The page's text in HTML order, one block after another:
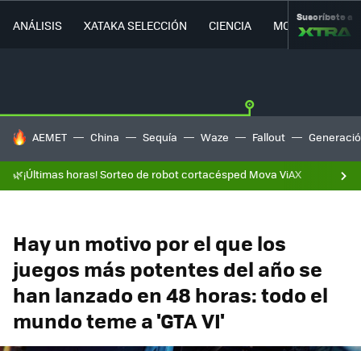
ANÁLISIS XATAKA SELECCIÓN CIENCIA MOVILIDAD
Suscríbete a
HOY SE HABLA DE
AEMET China Sequía Waze Fallout
🌿¡Últimas horas! Sorteo de robot cortacésped Mova ViAX
Hay un motivo por el que los
juegos más potentes del año se
han lanzado en 48 horas: todo el
mundo teme a 'GTA VI'